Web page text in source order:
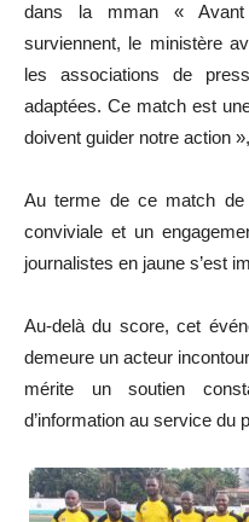
dans la mman «
surviennent, le ministère
les associations de
adaptées. Ce match est
doivent guider notre action
Au terme de ce match de
conviviale et un
journalistes en jaune s’est
Au-delà du score, cet
demeure un acteur
mérite un soutien
d’information au service du